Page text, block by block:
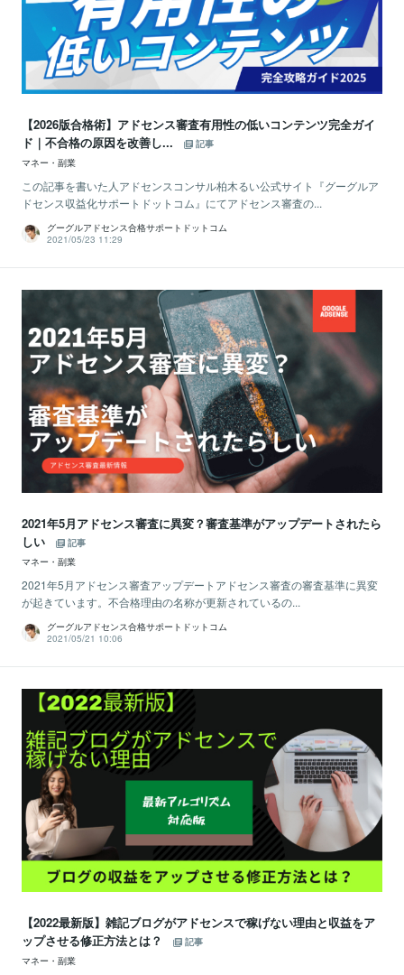
【2026版合格術】アドセンス審査有用性の低いコンテンツ完全ガイ
ド｜不合格の原因を改善し...
記事
マネー・副業
この記事を書いた人アドセンスコンサル柏木るい公式サイト『グーグルア
ドセンス収益化サポートドットコム』にてアドセンス審査の...
グーグルアドセンス合格サポートドットコム
2021/05/23 11:29
2021年5月アドセンス審査に異変？審査基準がアップデートされたら
しい
記事
マネー・副業
2021年5月アドセンス審査アップデートアドセンス審査の審査基準に異変
が起きています。不合格理由の名称が更新されているの...
グーグルアドセンス合格サポートドットコム
2021/05/21 10:06
【2022最新版】雑記ブログがアドセンスで稼げない理由と収益をア
ップさせる修正方法とは？
記事
マネー・副業